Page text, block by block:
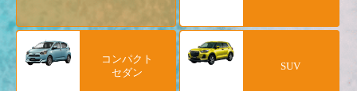
コンパクト
セダン
SUV